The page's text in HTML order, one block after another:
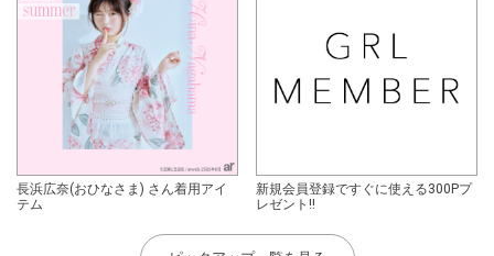
長浜広奈(おひなさま) さん着用アイ
テム
新規会員登録ですぐに使える300Pプ
レゼント!!